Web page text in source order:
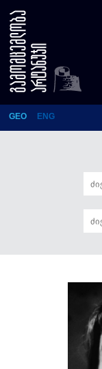
ისევ მე
GEO ENG